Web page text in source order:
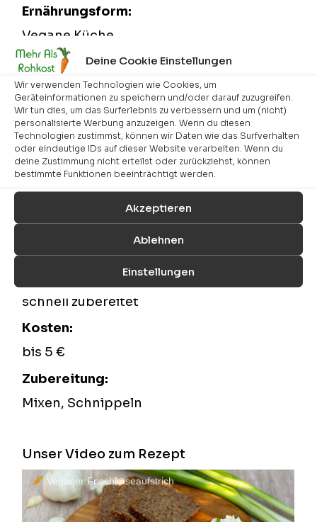
Deine Cookie Einstellungen
Wir verwenden Technologien wie Cookies, um
Geräteinformationen zu speichern und/oder darauf zuzugreifen.
Wir tun dies, um das Surferlebnis zu verbessern und um (nicht)
personalisierte Werbung anzuzeigen. Wenn du diesen
Technologien zustimmst, können wir Daten wie das Surfverhalten
oder eindeutige IDs auf dieser Website verarbeiten. Wenn du
deine Zustimmung nicht erteilst oder zurückziehst, können
bestimmte Funktionen beeinträchtigt werden.
Akzeptieren
Ablehnen
Einstellungen
Ernährungsform:
Vegane Küche
Gericht:
Aufschnitt & Aufstriche
Eigenschaft(en):
fettarm, glutenfrei, laktosefrei, sojafrei
Küche:
International
Schwierigkeit:
Zubereitungszeit:
schnell zubereitet
Kosten:
bis 5 €
Zubereitung:
Mixen, Schnippeln
Unser Video zum Rezept
Veganer Frischkäseaufstrich